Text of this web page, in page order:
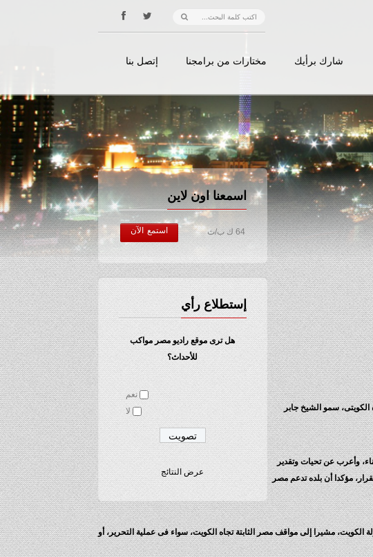
شارك برأيك مختارات من برامجنا إتصل بنا
اسمعنا اون لاين
64 ك ب/ث استمع الآن
إستطلاع رأي
هل ترى موقع راديو مصر مواكب
للأحداث؟
نعم
لا
عرض النتائج
سمو الشيخ جابر
وأعرب عن تحيات وتقدير
مؤكدا أن بلده تدعم مصر
الكويت، مشيرا إلى مواقف مصر الثابتة تجاه الكويت، سواء فى عملية التحرير، أو